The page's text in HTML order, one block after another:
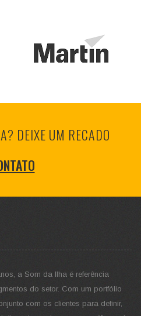
DEIXE UM RECADO
a Som da Ilha é referência
do setor. Com um portfólio
com os clientes para definir,